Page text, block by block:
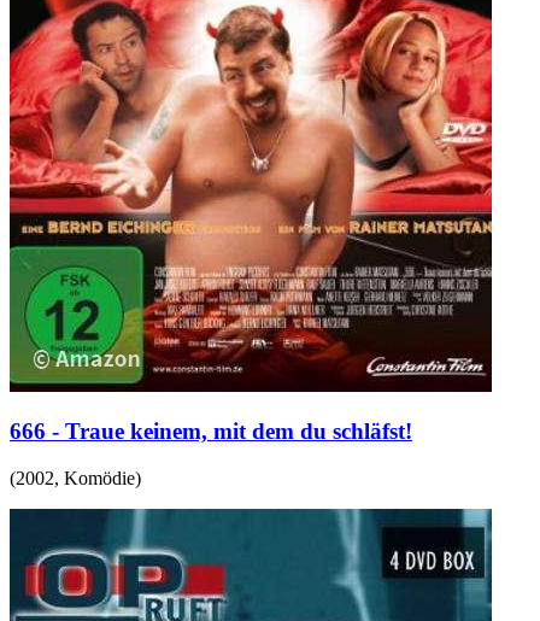
666 - Traue keinem, mit dem du schläfst!
(2002, Komödie)